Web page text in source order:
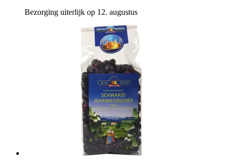
Bezorging uiterlijk op 12. augustus